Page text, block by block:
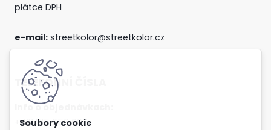
plátce DPH
e-mail: streetkolor@streetkolor.cz
TELEFONNÍ ČÍSLA
Info o objednávkach:
+421 915 656 606